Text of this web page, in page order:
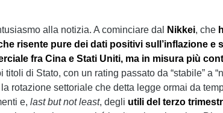
alla notizia. A cominciare dal Nikkei, che
risente pure dei dati positivi sull’inflazione
fra Cina e Stati Uniti, ma in misura più
titoli di Stato, con un rating passato da “stabile” a
rotazione settoriale che detta legge ormai da
e, last but not least, degli utili del terzo